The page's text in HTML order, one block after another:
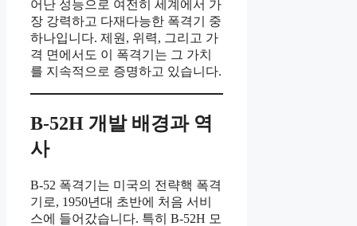
어난 성능으로 여전히 세계에서 가
장 강력하고 다재다능한 폭격기 중
하나입니다. 제원, 위력, 그리고 가
격 면에서도 이 폭격기는 그 가치
를 지속적으로 증명하고 있습니다.
B-52H 개발 배경과 역
사
B-52 폭격기는 미국의 전략핵 폭격
기로, 1950년대 초반에 처음 서비
스에 들어갔습니다. 특히 B-52H 모